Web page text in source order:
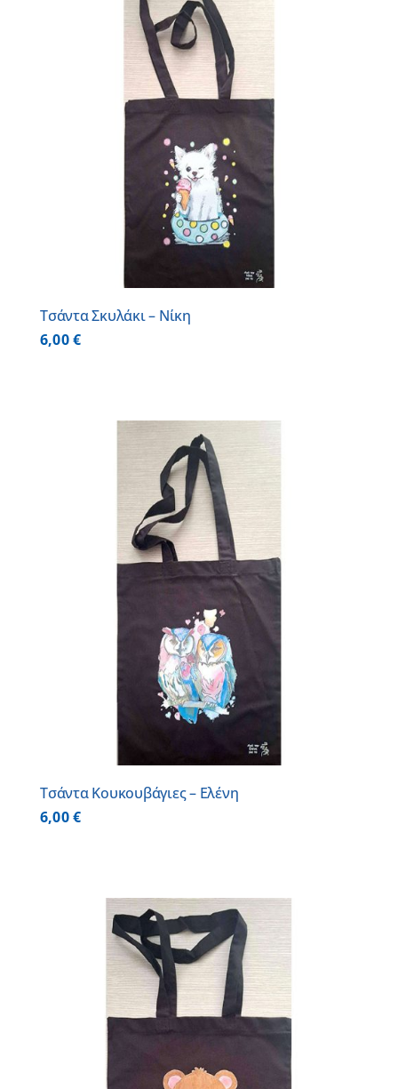
Τσάντα Σκυλάκι – Νίκη
6,00€
Τσάντα Κουκουβάγιες – Ελένη
6,00€